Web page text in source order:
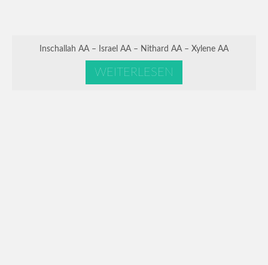
Inschallah AA – Israel AA – Nithard AA – Xylene AA
WEITERLESEN